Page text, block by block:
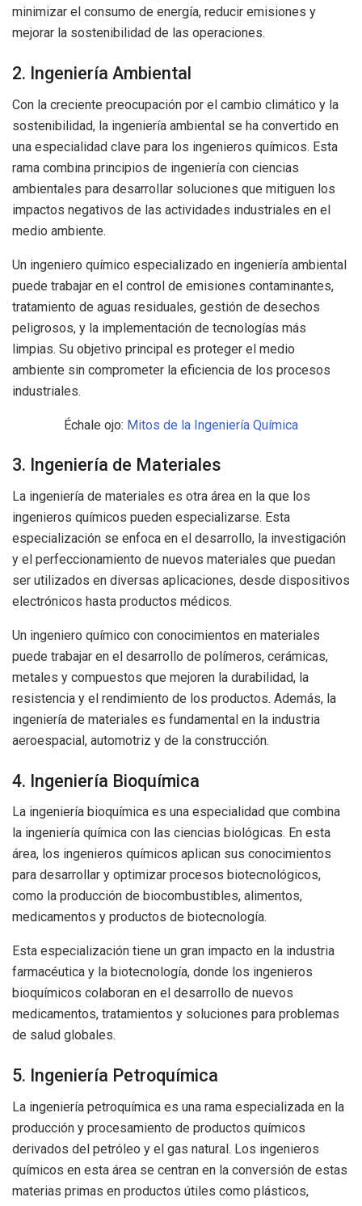
minimizar el consumo de energía, reducir emisiones y
mejorar la sostenibilidad de las operaciones.
2. Ingeniería Ambiental
Con la creciente preocupación por el cambio climático y la
sostenibilidad, la ingeniería ambiental se ha convertido en
una especialidad clave para los ingenieros químicos. Esta
rama combina principios de ingeniería con ciencias
ambientales para desarrollar soluciones que mitiguen los
impactos negativos de las actividades industriales en el
medio ambiente.
Un ingeniero químico especializado en ingeniería ambiental
puede trabajar en el control de emisiones contaminantes,
tratamiento de aguas residuales, gestión de desechos
peligrosos, y la implementación de tecnologías más
limpias. Su objetivo principal es proteger el medio
ambiente sin comprometer la eficiencia de los procesos
industriales.
Échale ojo: Mitos de la Ingeniería Química
3. Ingeniería de Materiales
La ingeniería de materiales es otra área en la que los
ingenieros químicos pueden especializarse. Esta
especialización se enfoca en el desarrollo, la investigación
y el perfeccionamiento de nuevos materiales que puedan
ser utilizados en diversas aplicaciones, desde dispositivos
electrónicos hasta productos médicos.
Un ingeniero químico con conocimientos en materiales
puede trabajar en el desarrollo de polímeros, cerámicas,
metales y compuestos que mejoren la durabilidad, la
resistencia y el rendimiento de los productos. Además, la
ingeniería de materiales es fundamental en la industria
aeroespacial, automotriz y de la construcción.
4. Ingeniería Bioquímica
La ingeniería bioquímica es una especialidad que combina
la ingeniería química con las ciencias biológicas. En esta
área, los ingenieros químicos aplican sus conocimientos
para desarrollar y optimizar procesos biotecnológicos,
como la producción de biocombustibles, alimentos,
medicamentos y productos de biotecnología.
Esta especialización tiene un gran impacto en la industria
farmacéutica y la biotecnología, donde los ingenieros
bioquímicos colaboran en el desarrollo de nuevos
medicamentos, tratamientos y soluciones para problemas
de salud globales.
5. Ingeniería Petroquímica
La ingeniería petroquímica es una rama especializada en la
producción y procesamiento de productos químicos
derivados del petróleo y el gas natural. Los ingenieros
químicos en esta área se centran en la conversión de estas
materias primas en productos útiles como plásticos,